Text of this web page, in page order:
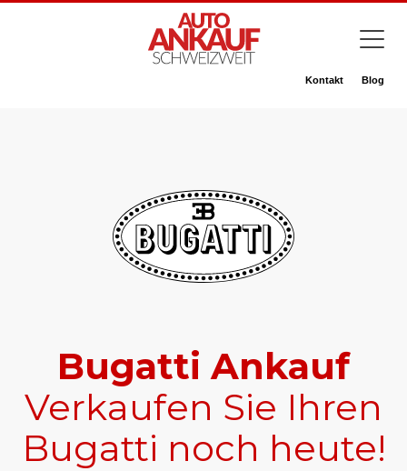
Kontakt Blog
Bugatti Ankauf
Verkaufen Sie Ihren
Bugatti noch heute!